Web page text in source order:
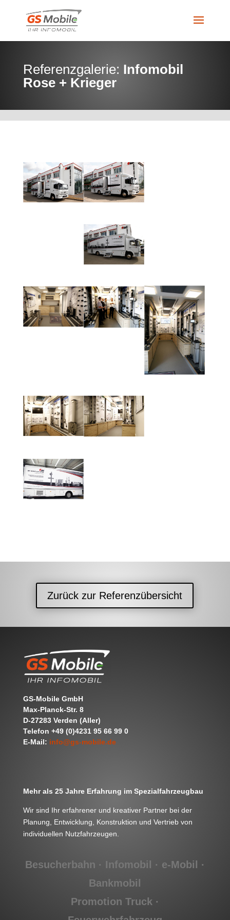
Referenzgalerie: Infomobil
Rose + Krieger
Zurück zur Referenzübersicht
GS-Mobile GmbH
Max-Planck-Str. 8
D-27283 Verden (Aller)
Telefon +49 (0)4231 95 66 99 0
E-Mail: info@gs-mobile.de
Mehr als 25 Jahre Erfahrung im Spezialfahrzeugbau
Wir sind Ihr erfahrener und kreativer Partner bei der
Planung, Entwicklung, Konstruktion und Vertrieb von
individuellen Nutzfahrzeugen.
Besucherbahn · Infomobil · e-Mobil
·
Bankmobil
Promotion Truck ·